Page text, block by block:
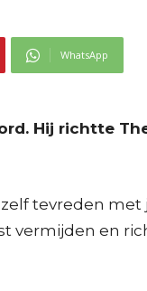
WhatsApp
Hij richtte
tevreden
vermijden en